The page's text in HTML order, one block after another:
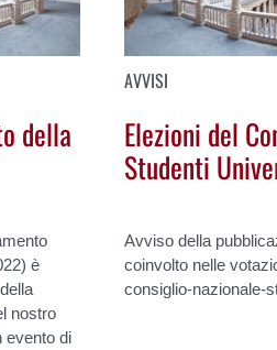
della
è
nostro
evento di
AVVISI
Elezioni del
Studenti
Avviso della
coinvolto nelle
consiglio-nazionale-